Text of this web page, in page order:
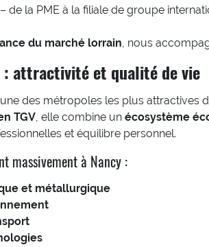
de la PME à la filiale de groupe
du marché lorrain, nous
: attractivité et qualité de vie
des métropoles les plus attractives
TGV, elle combine un écosystème
et équilibre personnel.
massivement à Nancy :
et métallurgique